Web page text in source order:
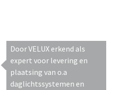
Door VELUX erkend als
expert voor levering en
plaatsing van o.a
daglichtssystemen en